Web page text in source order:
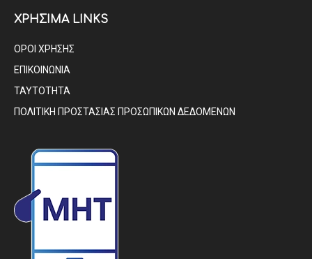
ΧΡΗΣΙΜΑ LINKS
ΟΡΟΙ ΧΡΗΣΗΣ
ΕΠΙΚΟΙΝΩΝΙΑ
ΤΑΥΤΟΤΗΤΑ
ΠΟΛΙΤΙΚΗ ΠΡΟΣΤΑΣΙΑΣ ΠΡΟΣΩΠΙΚΩΝ ΔΕΔΟΜΕΝΩΝ